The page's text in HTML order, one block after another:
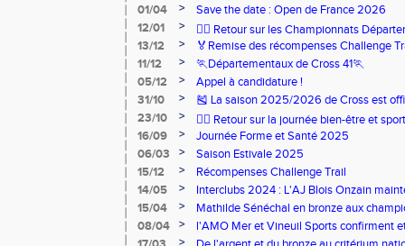
01/04
>
Save the date : Open de France 2026
12/01
>
🏃‍♂️ Retour sur les Championnats
13/12
>
🏅Remise des récompenses Challenge
11/12
>
🏃Départementaux de Cross 41🏃
05/12
>
Appel à candidature !
31/10
>
🎽 La saison 2025/2026 de Cross est
23/10
>
🧘‍♀️ Retour sur la journée bien-être et
16/09
>
Journée Forme et Santé 2025
06/03
>
Saison Estivale 2025
15/12
>
Récompenses Challenge Trail
14/05
>
Interclubs 2024 : L'AJ Blois Onzain
Romorantin en N2B
15/04 >
Mathilde Sénéchal en bronze aux
08/04
>
l'AMO Mer et Vineuil Sports confirment
benjamins
>